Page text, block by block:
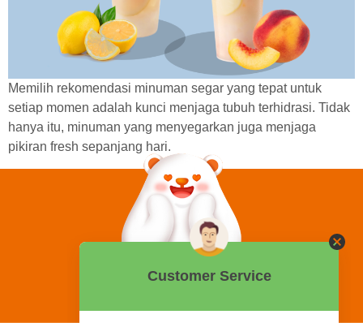
Memilih rekomendasi minuman segar yang tepat untuk
setiap momen adalah kunci menjaga tubuh terhidrasi. Tidak
hanya itu, minuman yang menyegarkan juga menjaga
pikiran fresh sepanjang hari.
0858 2015 9999